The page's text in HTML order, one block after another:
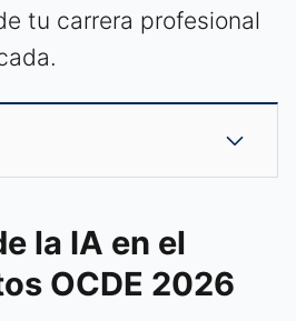
tu carrera profesional
la IA en el
OCDE 2026